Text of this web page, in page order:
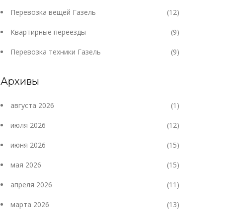
Перевозка вещей Газель (12)
Квартирные переезды (9)
Перевозка техники Газель (9)
Архивы
августа 2026 (1)
июля 2026 (12)
июня 2026 (15)
мая 2026 (15)
апреля 2026 (11)
марта 2026 (13)